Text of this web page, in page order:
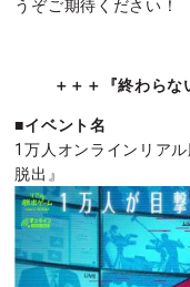
うぞご期待ください！
＋＋＋『終わら
■イベント名
1万人オンラインリア
脱出』